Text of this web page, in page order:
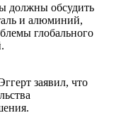
должны обсудить
и алюминий,
глобального
заявил, что